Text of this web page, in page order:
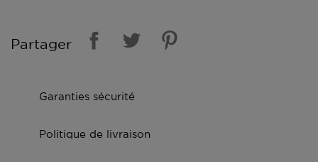
Partager
Garanties sécurité
Politique de livraison